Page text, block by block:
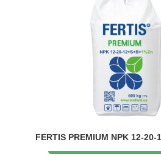
FERTIS PREMIUM NPK 12-20-